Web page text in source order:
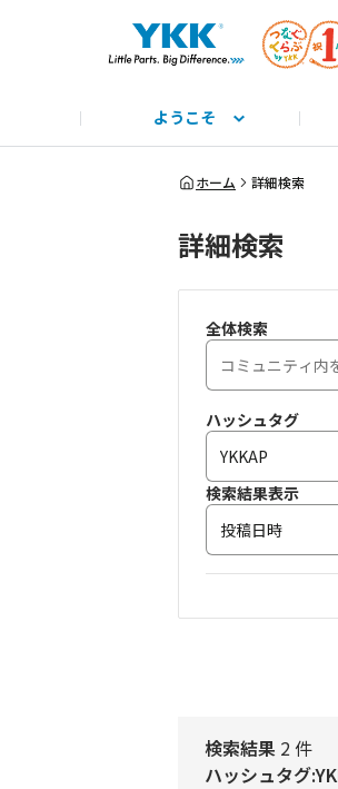
ようこそ
サイト説明と使い方
みんな教えて！
公式HP とってお
ホーム 詳細検索
詳細検索
全体検索
ハッシュタグ
検索結果表示
投稿日時
検索結果 2 件
ハッシュタグ